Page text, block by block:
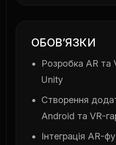
ОБОВʼЯЗКИ
Розробка AR та
Unity
Створення
Android та VR-
Інтеграція AR-